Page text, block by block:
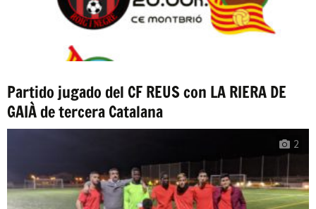
Partido jugado del CF REUS con LA RIERA DE
GAIÀ de tercera Catalana
2